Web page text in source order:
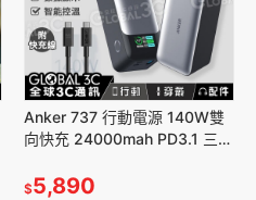
Anker 737 行動電源 140W雙
向快充 24000mah PD3.1 三口
$5,890